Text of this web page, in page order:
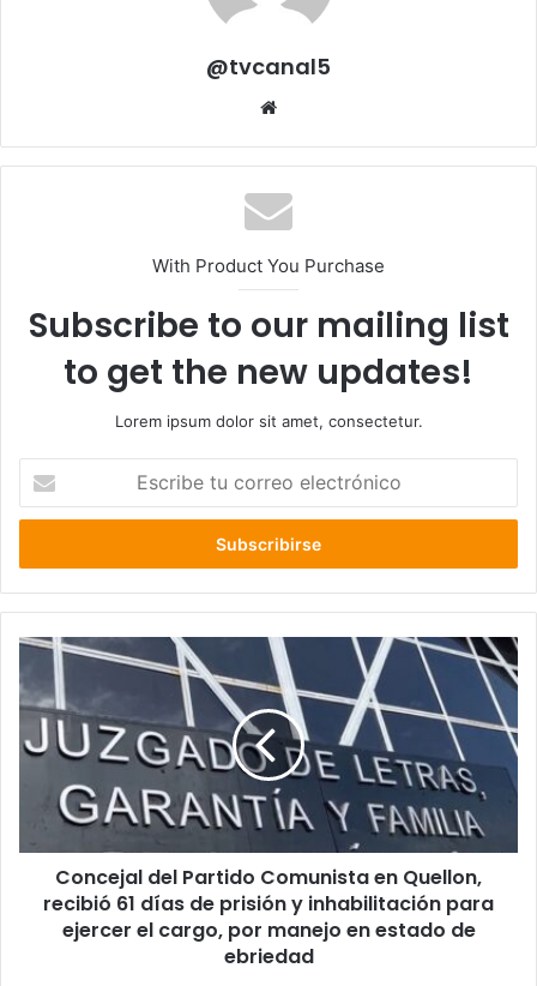
@tvcanal5
With Product You Purchase
Subscribe to our mailing list
to get the new updates!
Lorem ipsum dolor sit amet, consectetur.
correo
Concejal
del
Partido
Comunista
en
recibió 61
días
de
prisión
inhabilitación
Concejal del Partido Comunista en Quellon,
recibió 61 días de prisión y inhabilitación para
ejercer el cargo, por manejo en estado de
ebriedad